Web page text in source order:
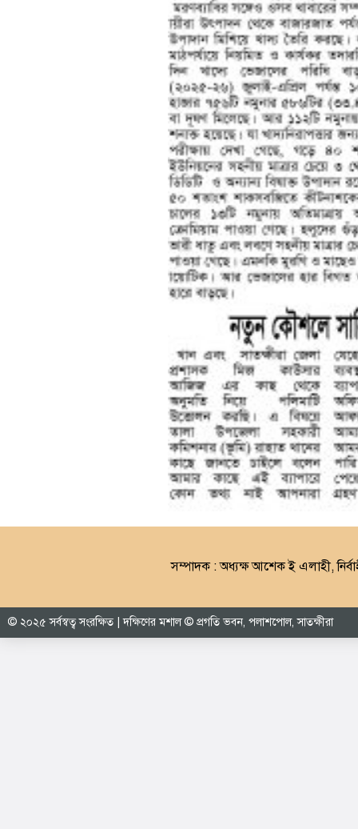
সম্পাদক : অধ্যক্ষ আশেক ই এলাহী,
© ২০২৫ সর্বস্বত্ব সংরক্ষিত | দক্ষিণের মশাল © প্রগতি ভবন, পলাশপোল, সাতক্ষীরা